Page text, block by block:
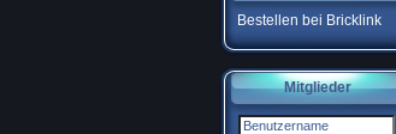
Bestellen bei Bricklink
Mitglieder